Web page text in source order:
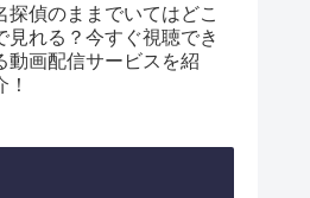
探偵のままでいてはどこ
見れる？今すぐ視聴でき
動画配信サービスを紹
！